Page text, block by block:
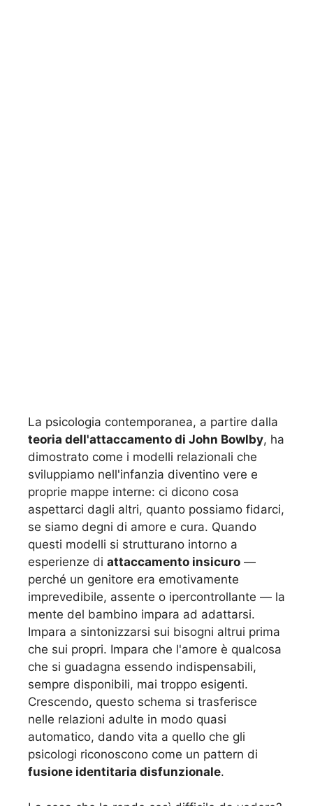
La psicologia contemporanea, a partire dalla
teoria dell'attaccamento di John Bowlby, ha
dimostrato come i modelli relazionali che
sviluppiamo nell'infanzia diventino vere e
proprie mappe interne: ci dicono cosa
aspettarci dagli altri, quanto possiamo fidarci,
se siamo degni di amore e cura. Quando
questi modelli si strutturano intorno a
esperienze di attaccamento insicuro —
perché un genitore era emotivamente
imprevedibile, assente o ipercontrollante — la
mente del bambino impara ad adattarsi.
Impara a sintonizzarsi sui bisogni altrui prima
che sui propri. Impara che l'amore è qualcosa
che si guadagna essendo indispensabili,
sempre disponibili, mai troppo esigenti.
Crescendo, questo schema si trasferisce
nelle relazioni adulte in modo quasi
automatico, dando vita a quello che gli
psicologi riconoscono come un pattern di
fusione identitaria disfunzionale.